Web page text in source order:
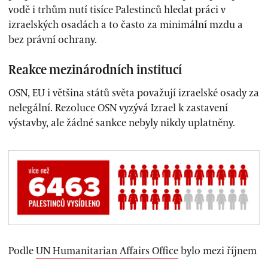
vodě i trhům nutí tisíce Palestinců hledat práci v
izraelských osadách a to často za minimální mzdu a
bez právní ochrany.
Reakce mezinárodních institucí
OSN, EU i většina států světa považují izraelské osady za
nelegální. Rezoluce OSN vyzývá Izrael k zastavení
výstavby, ale žádné sankce nebyly nikdy uplatněny.
PodleUN Humanitarian Affairs Officebylo mezi říjnem